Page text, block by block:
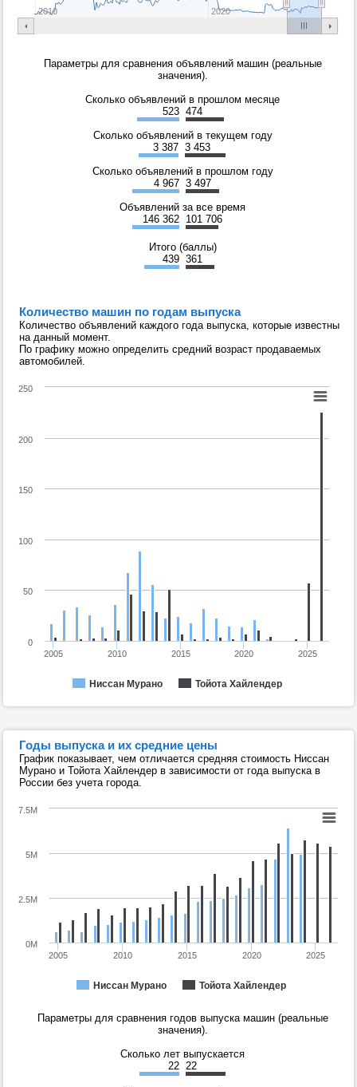
2010 2020
Параметры для сравнения объявлений машин (реальные
значения).
Сколько объявлений в прошлом месяце
523 474
Сколько объявлений в текущем году
3 387 3 453
Сколько объявлений в прошлом году
4 967 3 497
Объявлений за все время
146 362 101 706
Итого (баллы)
439 361
Количество машин по годам выпуска
Количество объявлений каждого года выпуска, которые известны
на данный момент.
По графику можно определить средний возраст продаваемых
автомобилей.
Ниссан Мурано Тойота Хайлендер
2005 2010 2015 2020 2025
0
50
100
150
200
250
Годы выпуска и их средние цены
График показывает, чем отличается средняя стоимость Ниссан
Мурано и Тойота Хайлендер в зависимости от года выпуска в
России без учета города.
Ниссан Мурано Тойота Хайлендер
2005 2010 2015 2020 2025
0M
2.5M
5M
7.5M
Параметры для сравнения годов выпуска машин (реальные
значения).
Сколько лет выпускается
22 22